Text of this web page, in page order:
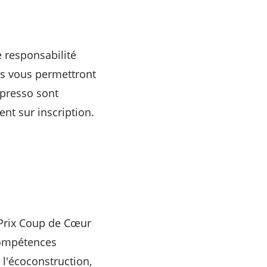
responsabilité
vous permettront
sont
sur inscription.
Coup de Cœur